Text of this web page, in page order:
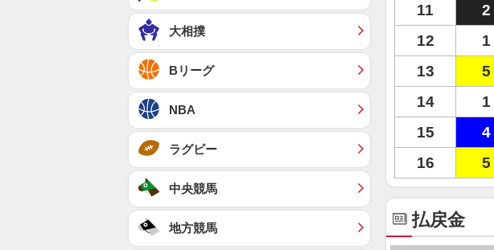
11
2
12
1
13
5
14
1
15
4
16
5
払戻金
大相撲
Bリーグ
NBA
ラグビー
中央競馬
地方競馬